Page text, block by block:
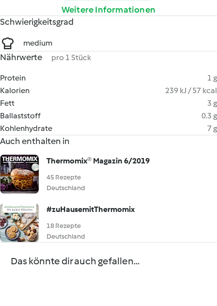
Weitere Informationen
Schwierigkeitsgrad
medium
Nährwerte pro 1 Stück
Protein
1 g
Kalorien
239 kJ / 57 kcal
Fett
3 g
Ballaststoff
0.3 g
Kohlenhydrate
7 g
Auch enthalten in
Thermomix® Magazin 6/2019
45 Rezepte
Deutschland
#zuHausemitThermomix
18 Rezepte
Deutschland
Das könnte dir auch gefallen...